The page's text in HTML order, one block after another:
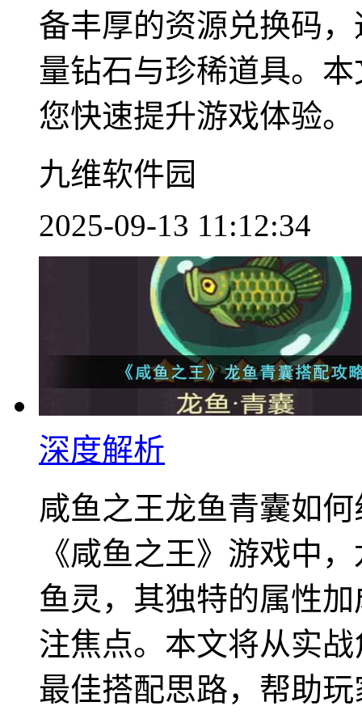
备丰厚的资源兑换码
量钻石与珍稀道具。
您快速提升游戏体验。
九维软件园
2025-09-13 11:12:34
深度解析
咸鱼之王龙鱼青囊如
《咸鱼之王》游戏中
鱼灵，其独特的属性
注焦点。本文将从实
最佳搭配思路，帮助